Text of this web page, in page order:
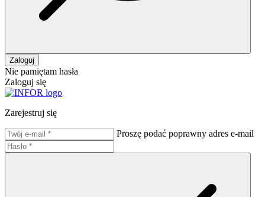
Zaloguj
Nie pamiętam hasła
Zaloguj się
Zarejestruj się
Proszę podać poprawny adres e-mail